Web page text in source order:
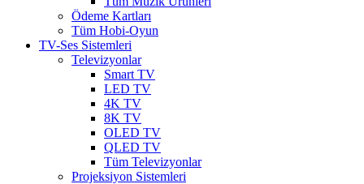
Ödeme Kartları
Tüm Hobi-Oyun
TV-Ses Sistemleri
Televizyonlar
Smart TV
LED TV
4K TV
8K TV
OLED TV
QLED TV
Tüm Televizyonlar
Projeksiyon Sistemleri